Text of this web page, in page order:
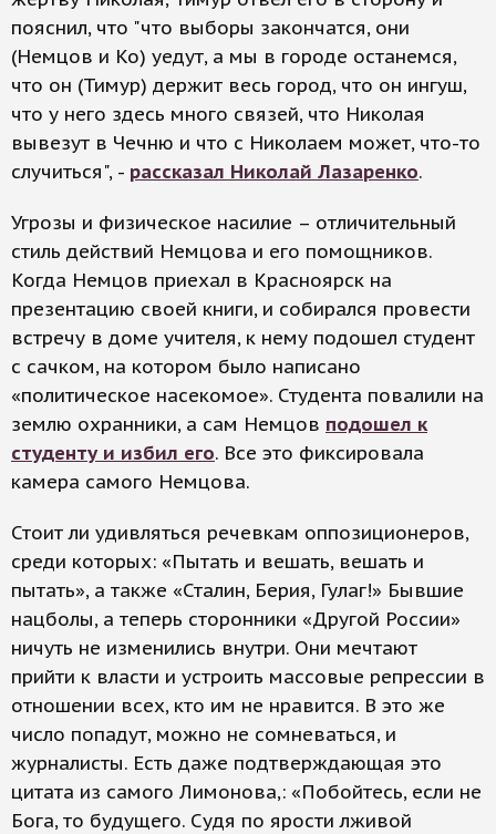
пояснил, что "что выборы закончатся, они
(Немцов и Ко) уедут, а мы в городе останемся,
что он (Тимур) держит весь город, что он ингуш,
что у него здесь много связей, что Николая
вывезут в Чечню и что с Николаем может, что-то
случиться", - рассказал Николай Лазаренко.
Угрозы и физическое насилие – отличительный
стиль действий Немцова и его помощников.
Когда Немцов приехал в Красноярск на
презентацию своей книги, и собирался провести
встречу в доме учителя, к нему подошел студент
с сачком, на котором было написано
«политическое насекомое». Студента повалили на
землю охранники, а сам Немцов подошел к
студенту и избил его. Все это фиксировала
камера самого Немцова.
Стоит ли удивляться речевкам оппозиционеров,
среди которых: «Пытать и вешать, вешать и
пытать», а также «Сталин, Берия, Гулаг!» Бывшие
нацболы, а теперь сторонники «Другой России»
ничуть не изменились внутри. Они мечтают
прийти к власти и устроить массовые репрессии в
отношении всех, кто им не нравится. В это же
число попадут, можно не сомневаться, и
журналисты. Есть даже подтверждающая это
цитата из самого Лимонова,: «Побойтесь, если не
Бога, то будущего. Судя по ярости лживой